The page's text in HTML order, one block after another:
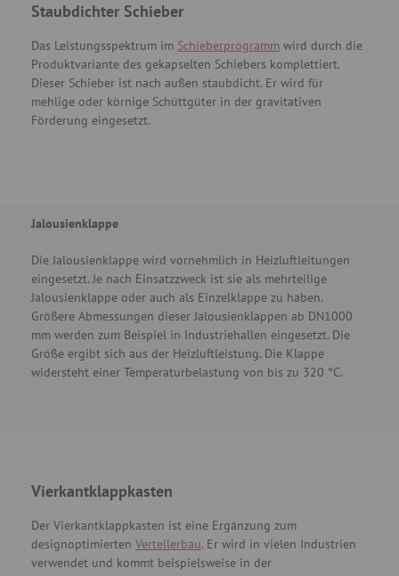
Staubdichter Schieber
Das Leistungsspektrum im Schieberprogramm wird durch die
Produktvariante des gekapselten Schiebers komplettiert.
Dieser Schieber ist nach außen staubdicht. Er wird für
mehlige oder körnige Schüttgüter in der gravitativen
Förderung eingesetzt.
Jalousienklappe
Die Jalousienklappe wird vornehmlich in Heizluftleitungen
eingesetzt. Je nach Einsatzzweck ist sie als mehrteilige
Jalousienklappe oder auch als Einzelklappe zu haben.
Größere Abmessungen dieser Jalousienklappen ab DN1000
mm werden zum Beispiel in Industriehallen eingesetzt. Die
Größe ergibt sich aus der Heizluftleistung. Die Klappe
widersteht einer Temperaturbelastung von bis zu 320 °C.
Vierkantklappkasten
Der Vierkantklappkasten ist eine Ergänzung zum
designoptimierten Verteilerbau. Er wird in vielen Industrien
verwendet und kommt beispielsweise in der